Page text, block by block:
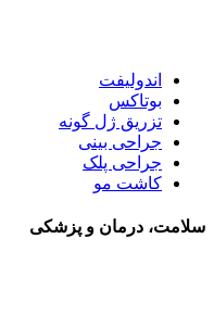
اندولیفت
بوتاکس
تزریق ژل گونه
جراحی بینی
جراحی پلک
کاشت مو
سلامت، درمان و پزشکی